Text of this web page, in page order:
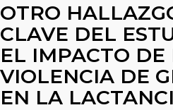
OTRO
CLAVE DEL
EL IMPACTO DE
VIOLENCIA DE
EN LA